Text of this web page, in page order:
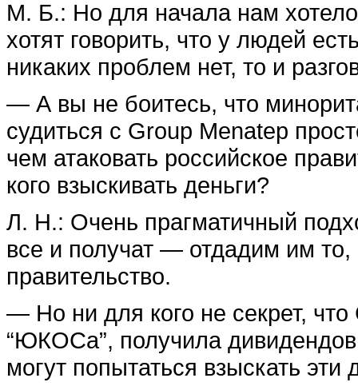
М. Б.: Но для начала нам
хотят говорить, что у людей
никаких проблем нет, то и
— А вы не боитесь, что
судиться с Group Menatep
чем атаковать российское
кого взыскивать деньги?
Л. Н.: Очень прагматичный
все и получат — отдадим им то,
правительство.
— Но ни для кого не секрет,
“ЮКОСа”, получила
могут попытаться взыскать эти